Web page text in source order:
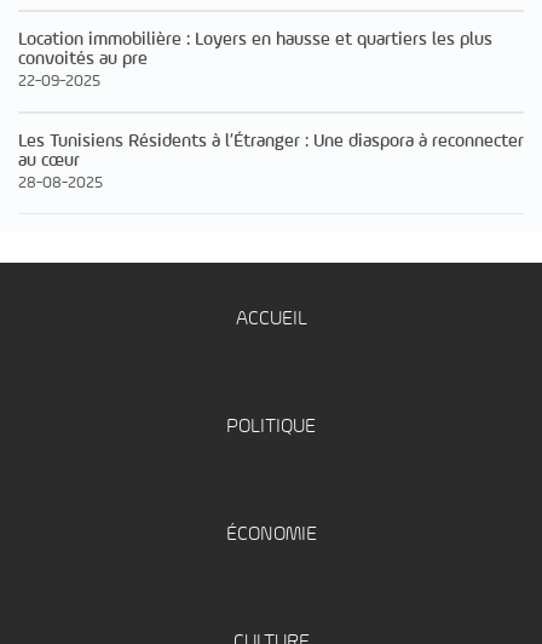
Location immobilière : Loyers en hausse et quartiers les plus
convoités au pre
22-09-2025
Les Tunisiens Résidents à l’Étranger : Une diaspora à reconnecter
au cœur
28-08-2025
ACCUEIL
POLITIQUE
ÉCONOMIE